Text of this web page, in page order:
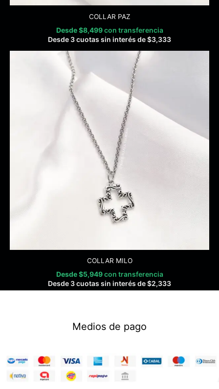
COLLAR PAZ
Desde$8,499 con transferencia
Desde 3 cuotas sin interés de$3,333
COLLAR MILO
Desde$5,949 con transferencia
Desde 3 cuotas sin interés de$2,333
Medios de pago